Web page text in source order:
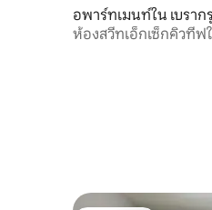
อพาร์ทเมนท์ใน เบราก
ห้องสวีทเอ็กเซ็กคิวทีฟ